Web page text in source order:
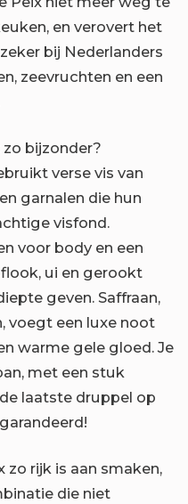
en verovert het
bij Nederlanders
zeevruchten en een
bijzonder?
verse vis van
garnalen die hun
visfond.
voor body en een
ui en gerookt
geven. Saffraan,
voegt een luxe noot
warme gele gloed. Je
met een stuk
laatste druppel op
rijk is aan smaken,
die niet